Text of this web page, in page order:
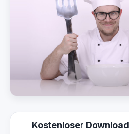
Kostenloser Download